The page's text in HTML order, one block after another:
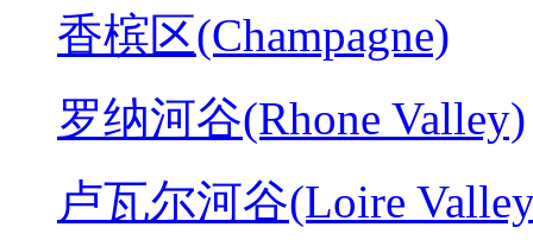
香槟区(Champagne)
罗纳河谷(Rhone Valley)
卢瓦尔河谷(Loire